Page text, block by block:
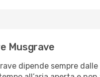
Musgrave
dipende sempre